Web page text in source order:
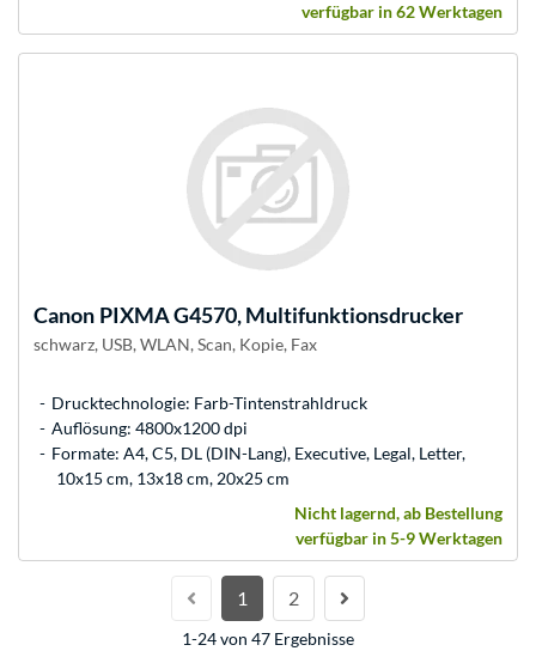
verfügbar in 62 Werktagen
Canon PIXMA G4570, Multifunktionsdrucker
schwarz, USB, WLAN, Scan, Kopie, Fax
Drucktechnologie: Farb-Tintenstrahldruck
Auflösung: 4800x1200 dpi
Formate: A4, C5, DL (DIN-Lang), Executive, Legal, Letter,
10x15 cm, 13x18 cm, 20x25 cm
Nicht lagernd, ab Bestellung
verfügbar in 5-9 Werktagen
1 2
1-24 von 47 Ergebnisse